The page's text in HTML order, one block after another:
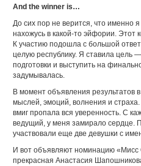
And the winner is…
До сих пор не верится, что именно
нахожусь в какой-то эйфории. Этот
К участию подошла с большой
целую республику. Я ставила цель
подготовки и выступить на
задумывалась.
В момент объявления результатов
мыслей, эмоций, волнения и
вмиг пропала вся уверенность. С
ведущий, у меня замирало сердце.
участвовали еще две девушки с
И вот объявляют номинацию «Мисс
прекрасная Анастасия